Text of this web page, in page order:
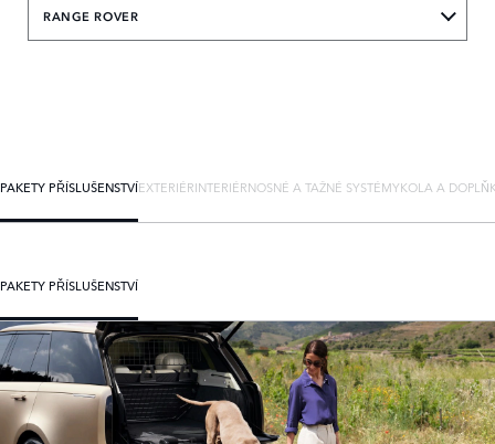
RANGE ROVER
PAKETY PŘÍSLUŠENSTVÍEXTERIÉRINTERIÉRNOSNÉ A TAŽNÉ SYSTÉMYKOLA A
PAKETY PŘÍSLUŠENSTVÍ